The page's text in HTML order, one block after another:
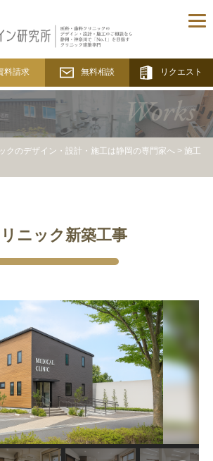
料請求 無料相談 リクエスト
Works
クのデザイン・設計・施工は静岡の専門家へ > 施工
ニック 新築工事